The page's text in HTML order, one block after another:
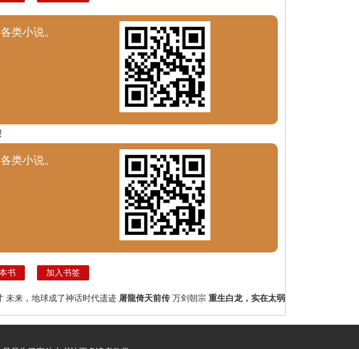
类小说。
类小说。
书 加入书签
未来，地球成了神话时代遗迹 屠龍倚天前传 万剑朝宗 重生白龙，实在太弱